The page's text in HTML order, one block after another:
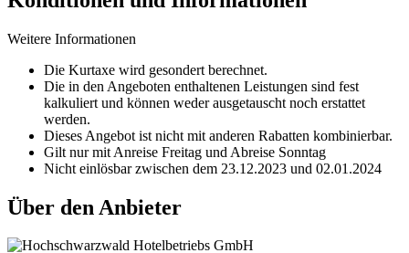
Weitere Informationen
Die Kurtaxe wird gesondert berechnet.
Die in den Angeboten enthaltenen Leistungen sind fest
kalkuliert und können weder ausgetauscht noch erstattet
werden.
Dieses Angebot ist nicht mit anderen Rabatten kombinierbar.
Gilt nur mit Anreise Freitag und Abreise Sonntag
Nicht einlösbar zwischen dem 23.12.2023 und 02.01.2024
Über den Anbieter